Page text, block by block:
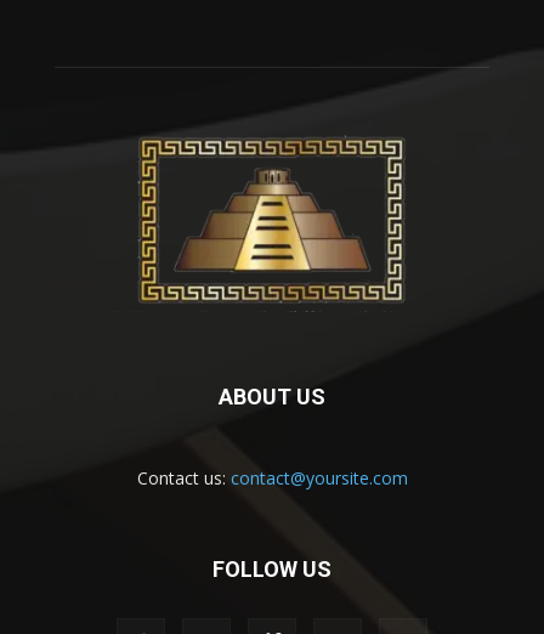
ABOUT US
Contact us: contact@yoursite.com
FOLLOW US